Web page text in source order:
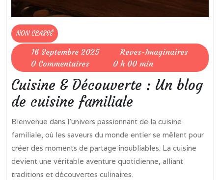
NON CLASSÉ
16 Septembre 202516
Septembre
2025
Reves-ImaginairesReves-
0 Commentaires 0 h 00 min
Cuisine & Découverte : Un blog
de cuisine familiale
Bienvenue dans l’univers passionnant de la cuisine
familiale, où les saveurs du monde entier se mêlent pour
créer des moments de partage inoubliables. La cuisine
devient une véritable aventure quotidienne, alliant
traditions et découvertes culinaires.